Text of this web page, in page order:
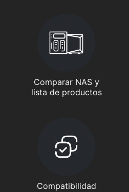
Comparar NAS y
lista de productos
Compatibilidad